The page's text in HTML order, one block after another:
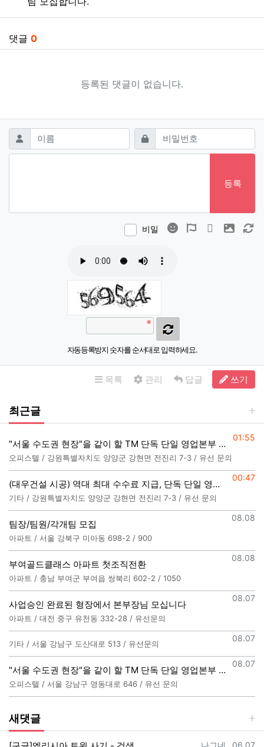
댓글 0
등록된 댓글이 없습니다.
댓글쓰기
이름 필수 비밀번호필수
등록
비밀 이모티콘폰트어썸
동영상 이미지
자동등록방지 숫자를 순서대로 입력하세요.
목록 관리 답글 쓰기
최근글
등록일
01:55
"서울 수도권 현장"을 같이 할 TM 단독 단일 영업본부 팀 선착순 모집
오피스텔 / 강원특별자치도 양양군 강현면 전진리 7-3 / 유선 문의
등록일
00:47
(대우건설 시공) 역대 최대 수수료 지급, 단독 단일 영업본부 선착순 모집
기타 / 강원특별자치도 양양군 강현면 전진리 7-3 / 유선 문의
등록일
08.08
팀장/팀원/각개팀 모집
아파트 / 서울 강북구 미아동 698-2 / 900
등록일
08.08
부여골드클래스 아파트 첫조직전환
아파트 / 충남 부여군 부여읍 쌍북리 602-2 / 1050
등록일
08.07
사업승인 완료된 형장에서 본부장님 모십니다
아파트 / 대전 중구 유천동 332-28 / 유선문의
등록일
08.07
기타 / 서울 강남구 도산대로 513 / 유선문의
등록일
08.07
"서울 수도권 현장"을 같이 할 TM 단독 단일 영업본부 팀 선착순 모집
오피스텔 / 서울 강남구 영동대로 646 / 유선 문의
새댓글
등록자 등록일